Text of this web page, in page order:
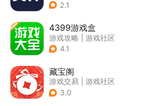
2.1
4399游戏盒
游戏攻略
游戏社区
4.1
藏宝阁
游戏交易
游戏社区
3.0